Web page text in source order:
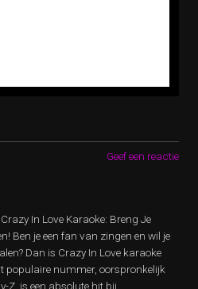
Geef een reactie
In Love Karaoke: Breng Je
Ben je een fan van zingen en wil je
Dan is Crazy In Love karaoke
populaire nummer, oorspronkelijk
Z, is een absolute hit bij